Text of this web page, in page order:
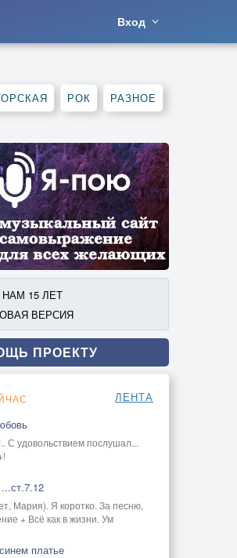
Вход
РОК РАЗНОЕ
15 ЛЕТ
ВЕРСИЯ
ПРОЕКТУ
ЛЕНТА
С удовольствием послушал...
Мария). Я коротко. За песню,
+ Всё как в жизни. Ум
платье